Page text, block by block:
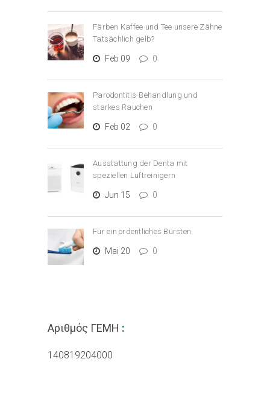
Färben Kaffee und Tee unsere Zähne
Tatsächlich gelb?
Feb 09 0
Parodontitis-Behandlung und
starkes Rauchen
Feb 02 0
Ausstattung der Denta mit
speziellen Luftreinigern
Jun 15 0
Für ein ordentliches Bürsten.
Mai 20 0
Αριθμός ΓΕΜΗ :
140819204000